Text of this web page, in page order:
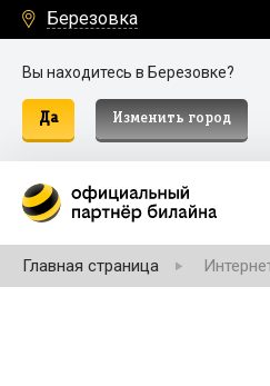
Березовка
Вы находитесь в Березовке?
Да Изменить город
Главная страница